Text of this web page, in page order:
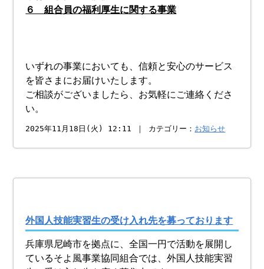
６ 組合員の福利厚生に関する事業
いずれの事業においても、信頼と安心のサービス
を皆さまにお届けいたします。
ご相談がございましたら、お気軽にご連絡くださ
い。
2025年11月18日(火) 12:11 ｜ カテゴリー： お知らせ
外国人技能実習生の受け入れ先を募っております
兵庫県尼崎市を拠点に、全国一円で活動を展開し
ているそよ風事業協同組合では、外国人技能実習